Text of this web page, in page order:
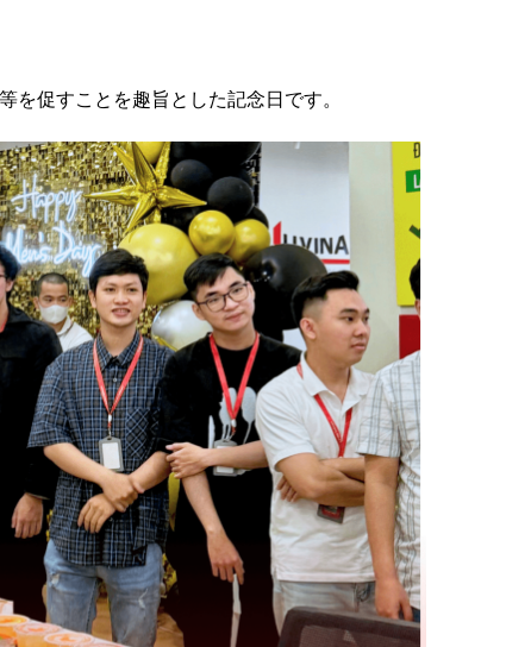
を促すことを趣旨とした記念日です。